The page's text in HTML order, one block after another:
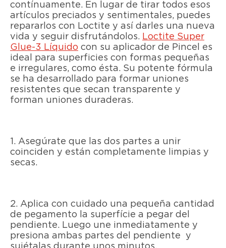
contínuamente. En lugar de tirar todos esos
artículos preciados y sentimentales, puedes
repararlos con Loctite y así darles una nueva
vida y seguir disfrutándolos. Loctite Super
Glue-3 Líquido con su aplicador de Pincel es
ideal para superficies con formas pequeñas
e irregulares, como ésta. Su potente fórmula
se ha desarrollado para formar uniones
resistentes que secan transparente y
forman uniones duraderas.
1. Asegúrate que las dos partes a unir
coinciden y están completamente limpias y
secas.
2. Aplica con cuidado una pequeña cantidad
de pegamento la superfície a pegar del
pendiente. Luego une inmediatamente y
presiona ambas partes del pendiente y